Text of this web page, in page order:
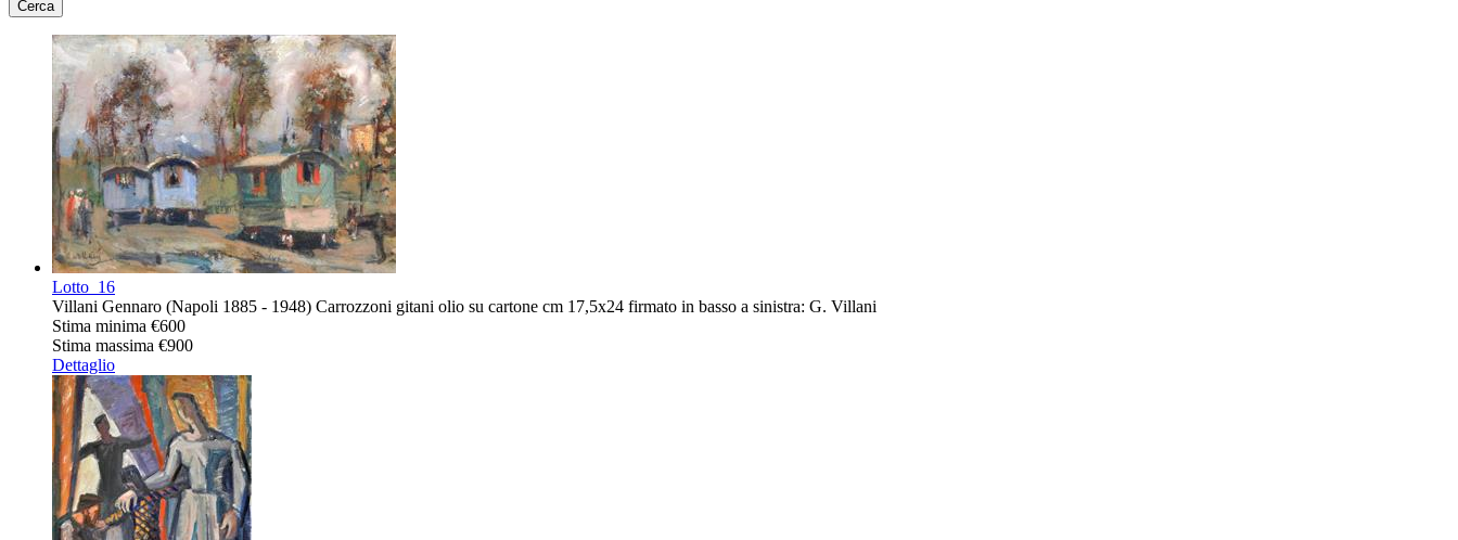
Lotto 16
Villani Gennaro (Napoli 1885 - 1948) Carrozzoni gitani olio su cartone cm 17,5x24 firmato in basso a sinistra: G. Villani
Stima minima €600
Stima massima €900
Dettaglio